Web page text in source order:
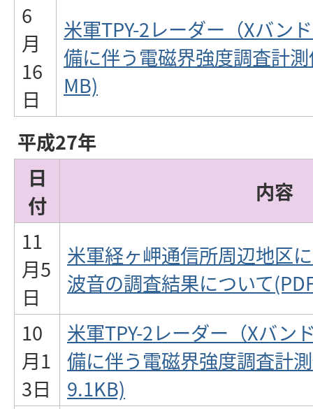
6
月
16
日
米軍TPY-2レーダー（Xバン
備に伴う電磁界強度調査計
MB)
平成27年
日
付
内容
11
月5
日
米軍経ヶ岬通信所周辺地区
波音の調査結果について
10
月1
3日
米軍TPY-2レーダー（Xバン
備に伴う電磁界強度調査計
9.1KB)